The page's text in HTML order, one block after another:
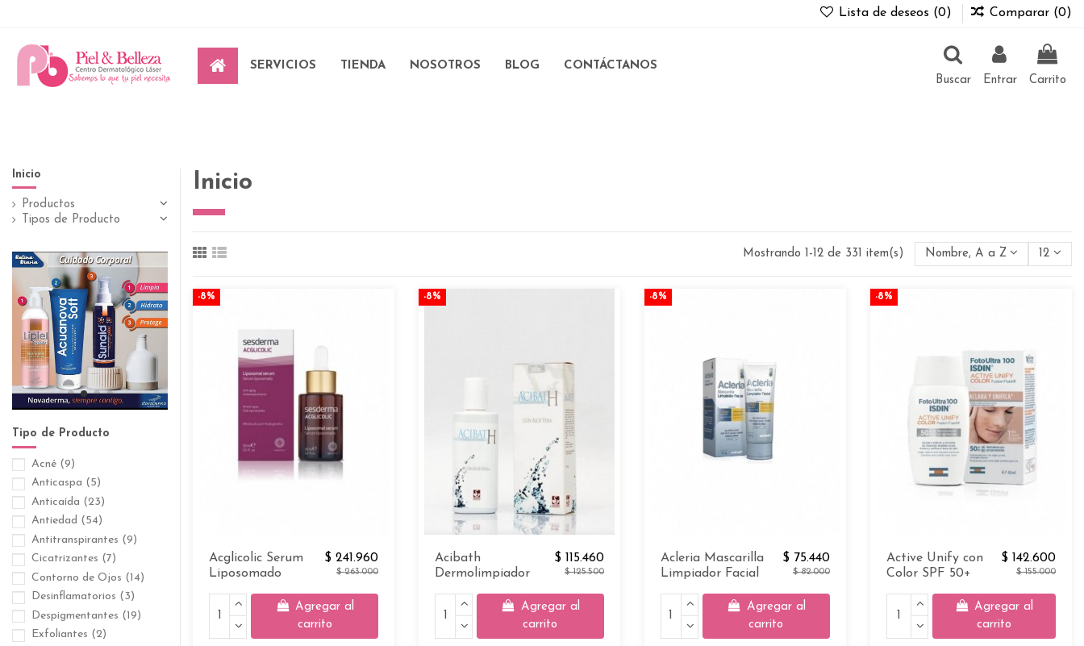
Lista de deseos (0) Comparar (0)
SERVICIOS TIENDA NOSOTROS BLOG
CONTÁCTANOS
Buscar
Entrar Carrito
Inicio
Mostrando 1-12 de 331 item(s) Nombre, A a Z 12
-8%
Acglicolic Serum
Liposomado
$ 241.960
$ 263.000
Agregar al
carrito
-8%
Acibath
Dermolimpiador
$ 115.460
$ 125.500
Agregar al
carrito
-8%
Acleria Mascarilla
Limpiador Facial
$ 75.440
$ 82.000
Agregar al
carrito
-8%
Active Unify con
Color SPF 50+
$ 142.600
$ 155.000
Agregar al
carrito
Inicio
Productos
Tipos de Producto
Tipo de Producto
Acné (9)
Anticaspa (5)
Anticaída (23)
Antiedad (54)
Antitranspirantes (9)
Cicatrizantes (7)
Contorno de Ojos (14)
Desinflamatorios (3)
Despigmentantes (19)
Exfoliantes (2)